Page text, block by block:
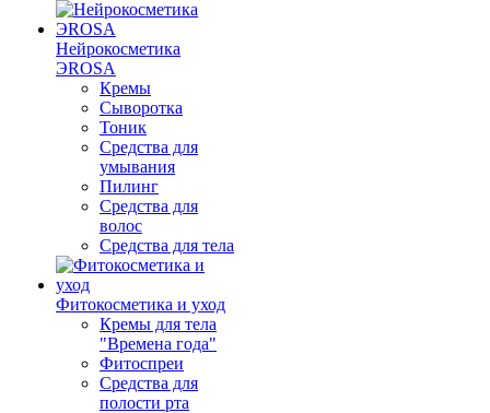
Нейрокосметика
ЭROSA
Кремы
Сыворотка
Тоник
Средства для
умывания
Пилинг
Средства для
волос
Средства для тела
Фитокосметика и уход
Кремы для тела
"Времена года"
Фитоспреи
Средства для
полости рта